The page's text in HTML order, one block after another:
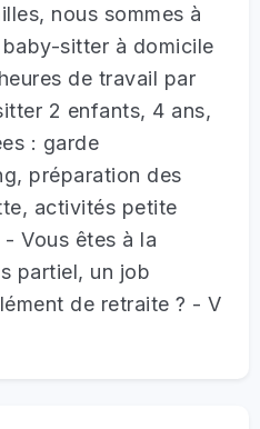
nous sommes à
sitter à domicile
de travail par
2 enfants, 4 ans,
: garde
préparation des
activités petite
Vous êtes à la
partiel, un job
de retraite ? - V